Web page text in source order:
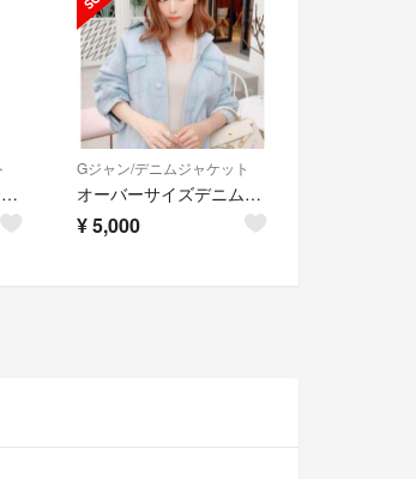
シャンデリアビジューデニムジャケット
Gジャン/デニムジャケット
オーバーサイズデニムジャケット
¥5,000